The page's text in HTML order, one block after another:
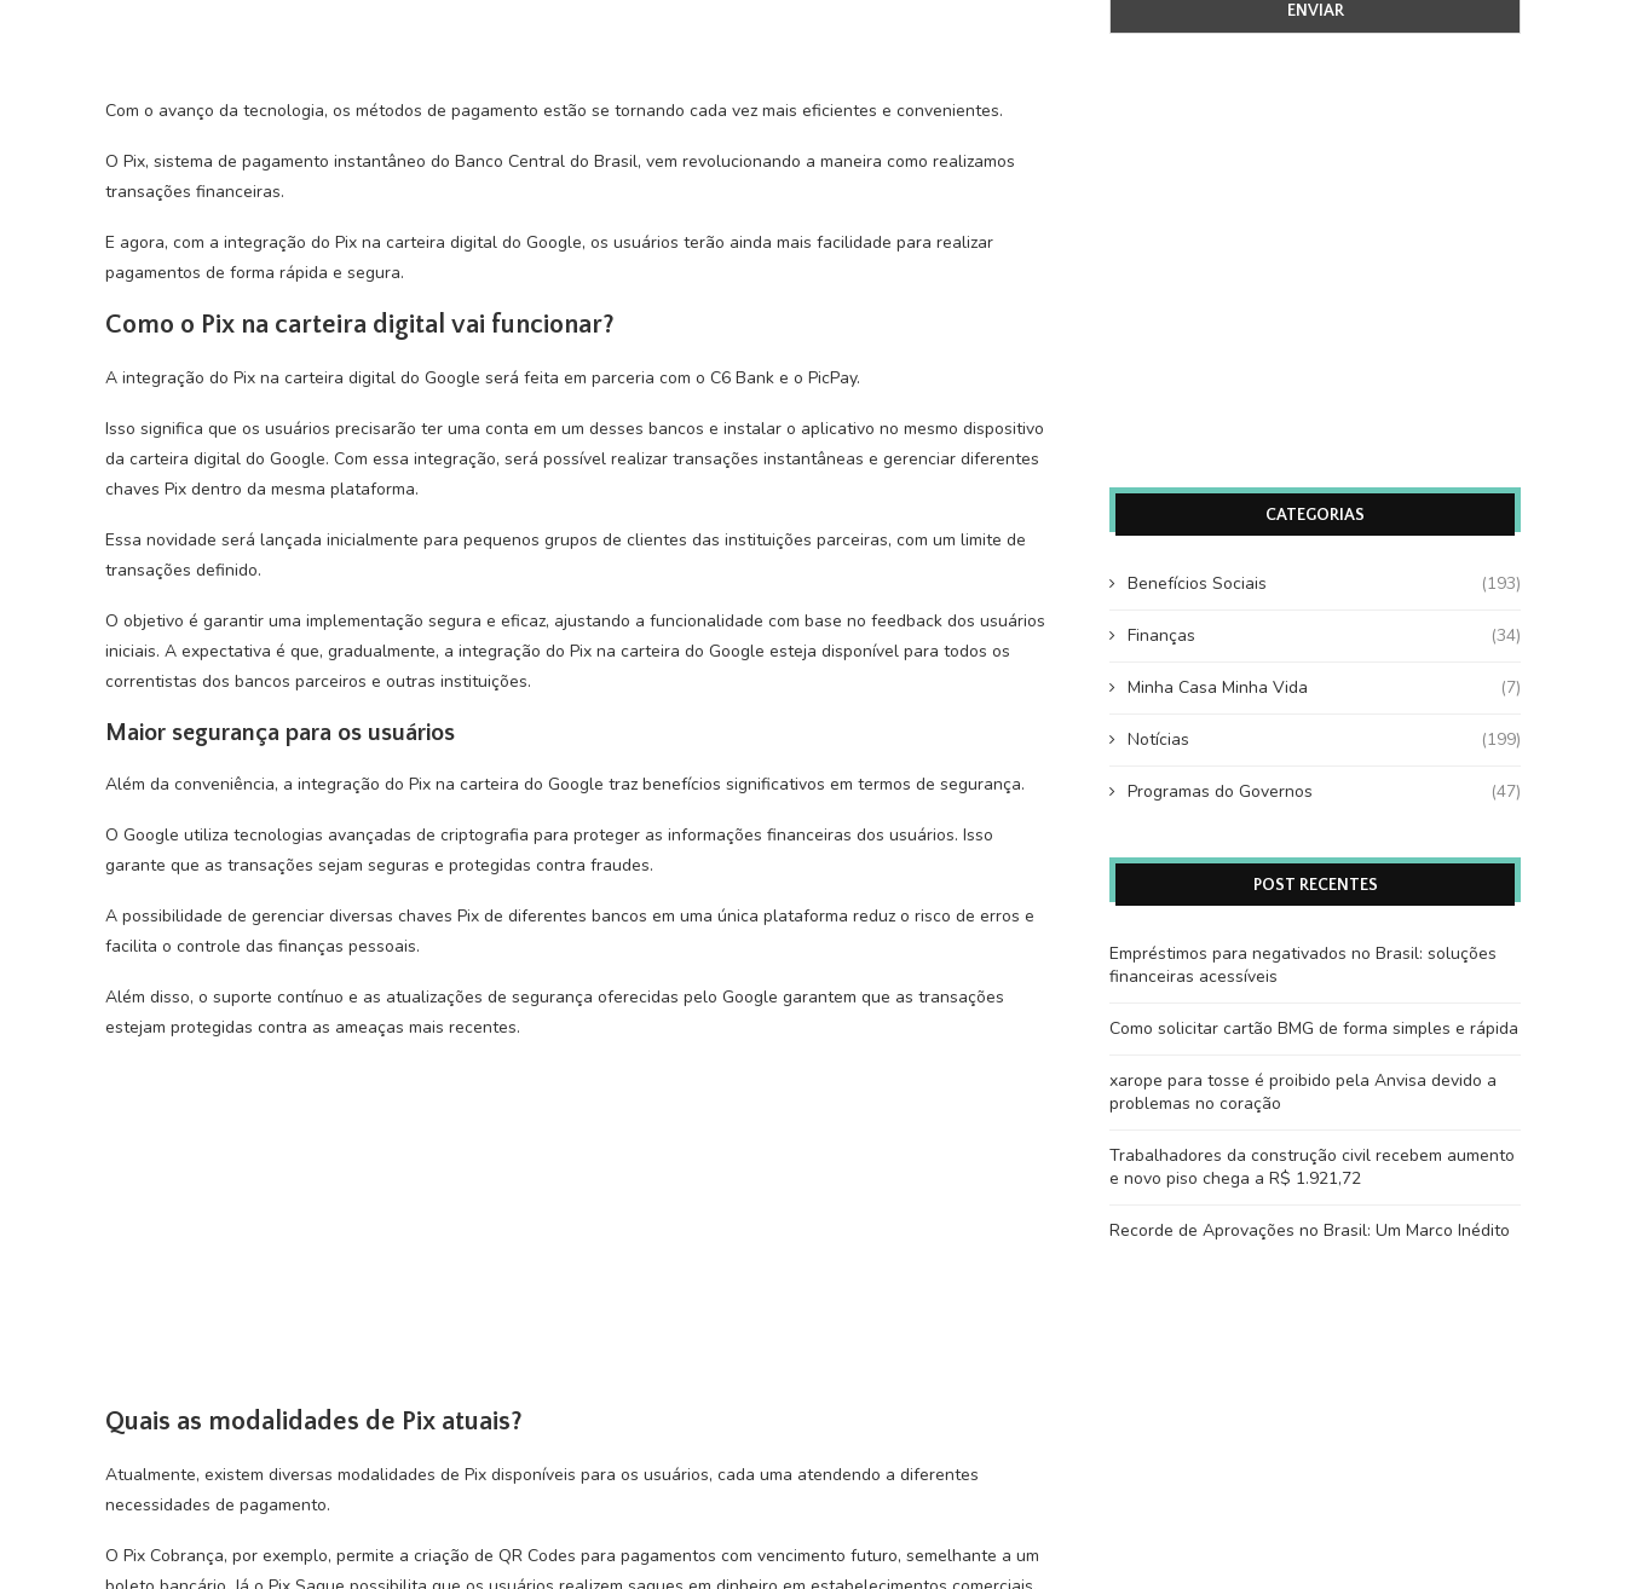
Com o avanço da tecnologia, os métodos de pagamento estão se tornando cada vez mais eficientes e convenientes.
O Pix, sistema de pagamento instantâneo do Banco Central do Brasil, vem revolucionando a maneira como realizamos
transações financeiras.
E agora, com a integração do Pix na carteira digital do Google, os usuários terão ainda mais facilidade para realizar
pagamentos de forma rápida e segura.
Como o Pix na carteira digital vai funcionar?
A integração do Pix na carteira digital do Google será feita em parceria com o C6 Bank e o PicPay.
Isso significa que os usuários precisarão ter uma conta em um desses bancos e instalar o aplicativo no mesmo dispositivo
da carteira digital do Google. Com essa integração, será possível realizar transações instantâneas e gerenciar diferentes
chaves Pix dentro da mesma plataforma.
Essa novidade será lançada inicialmente para pequenos grupos de clientes das instituições parceiras, com um limite de
transações definido.
O objetivo é garantir uma implementação segura e eficaz, ajustando a funcionalidade com base no feedback dos usuários
iniciais. A expectativa é que, gradualmente, a integração do Pix na carteira do Google esteja disponível para todos os
correntistas dos bancos parceiros e outras instituições.
Maior segurança para os usuários
Além da conveniência, a integração do Pix na carteira do Google traz benefícios significativos em termos de segurança.
O Google utiliza tecnologias avançadas de criptografia para proteger as informações financeiras dos usuários. Isso
garante que as transações sejam seguras e protegidas contra fraudes.
A possibilidade de gerenciar diversas chaves Pix de diferentes bancos em uma única plataforma reduz o risco de erros e
facilita o controle das finanças pessoais.
Além disso, o suporte contínuo e as atualizações de segurança oferecidas pelo Google garantem que as transações
estejam protegidas contra as ameaças mais recentes.
Quais as modalidades de Pix atuais?
Atualmente, existem diversas modalidades de Pix disponíveis para os usuários, cada uma atendendo a diferentes
necessidades de pagamento.
O Pix Cobrança, por exemplo, permite a criação de QR Codes para pagamentos com vencimento futuro, semelhante a um
CATEGORIAS
Benefícios Sociais (193)
Finanças (34)
Minha Casa Minha Vida (7)
Notícias (199)
Programas do Governos (47)
POST RECENTES
Empréstimos para negativados no Brasil: soluções
financeiras acessíveis
Como solicitar cartão BMG de forma simples e rápida
xarope para tosse é proibido pela Anvisa devido a
problemas no coração
Trabalhadores da construção civil recebem aumento
e novo piso chega a R$ 1.921,72
Recorde de Aprovações no Brasil: Um Marco Inédito